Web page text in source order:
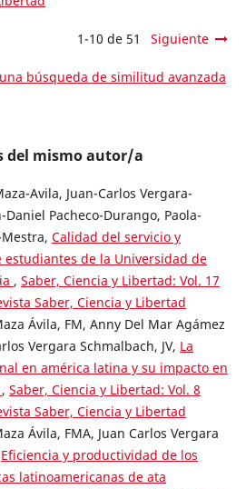
1-10 de 51 Siguiente
búsqueda de similitud avanzada
del mismo autor/a
Avila, Juan-Carlos Vergara-
Pacheco-Durango, Paola-
Calidad del servicio y
estudiantes de la Universidad de
, Saber, Ciencia y Libertad: Vol. 17
Saber, Ciencia y Libertad
Ávila, FM, Anny Del Mar Agámez
Vergara Schmalbach, JV, La
en américa latina y su impacto en
, Saber, Ciencia y Libertad: Vol. 8
Saber, Ciencia y Libertad
Ávila, FMA, Juan Carlos Vergara
Eficiencia y productividad de los
latinoamericanas de ata